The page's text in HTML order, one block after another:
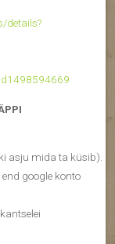
details?
asju mida ta küsib).
google konto